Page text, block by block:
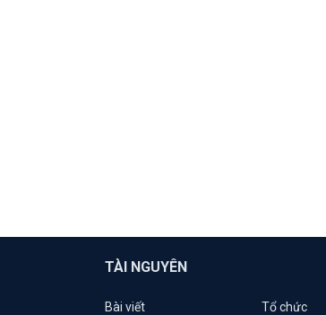
TÀI NGUYÊN
Bài viết Tổ chức